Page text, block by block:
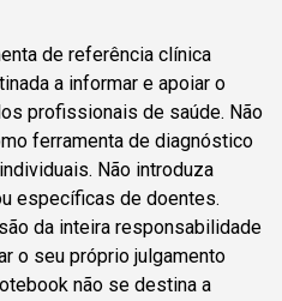
de referência clínica
a informar e apoiar o
profissionais de saúde. Não
ferramenta de diagnóstico
Não introduza
específicas de doentes.
da inteira responsabilidade
o seu próprio julgamento
não se destina a